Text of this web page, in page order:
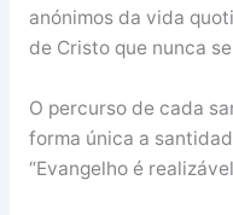
anónimos da vida
de Cristo que nunca
O percurso de cada
forma única a
“Evangelho é